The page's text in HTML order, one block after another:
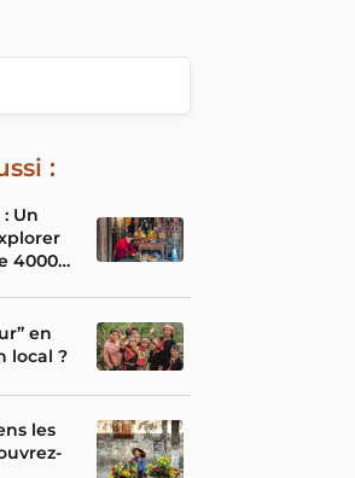
:
Un
4000
en
local ?
les